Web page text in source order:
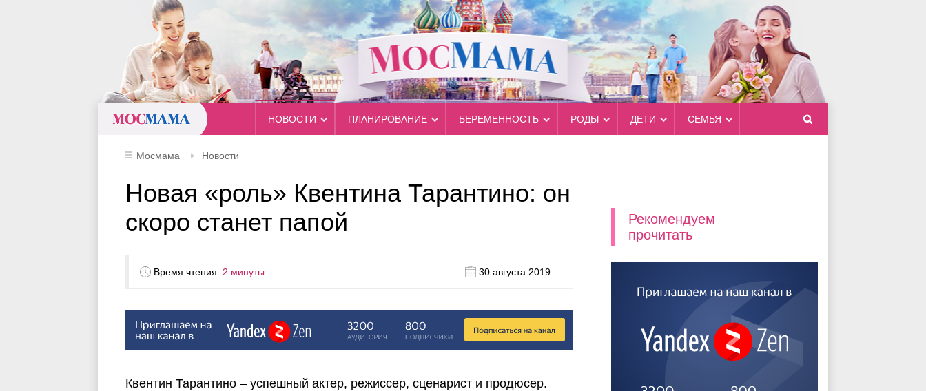
НОВОСТИ ПЛАНИРОВАНИЕ БЕРЕМЕННОСТЬ РОДЫ ДЕТИ СЕМЬЯ
Мосмама Новости
Новая «роль» Квентина Тарантино: он
скоро станет папой
Время чтения: 2 минуты 30 августа 2019
Квентин Тарантино – успешный актер, режиссер, сценарист и продюсер.
Рекомендуем
прочитать